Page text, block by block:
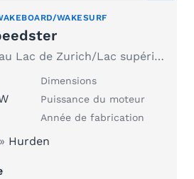
WAKESURF
Location de bateau Lac de Zurich/Lac supérieur
Dimensions
Puissance du moteur
Année de fabrication
» Hurden